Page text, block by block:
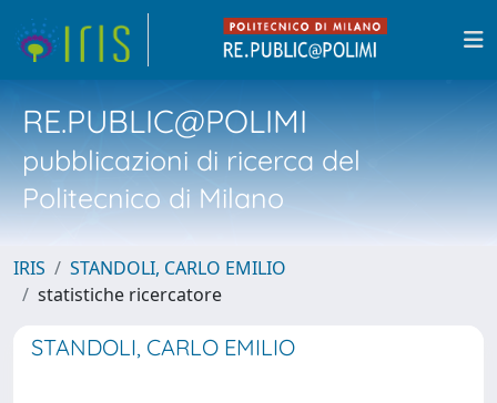
RE.PUBLIC@POLIMI
pubblicazioni di ricerca del
Politecnico di Milano
IRIS
STANDOLI, CARLO EMILIO
statistiche ricercatore
STANDOLI, CARLO EMILIO